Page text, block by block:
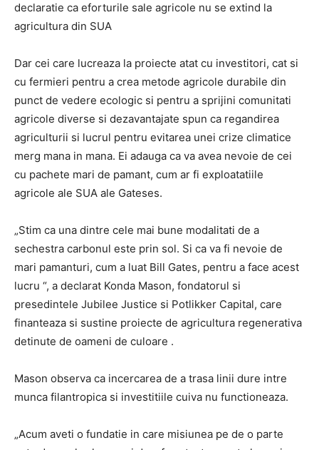
declaratie ca eforturile sale agricole nu se extind la
agricultura din SUA
Dar cei care lucreaza la proiecte atat cu investitori, cat si
cu fermieri pentru a crea metode agricole durabile din
punct de vedere ecologic si pentru a sprijini comunitati
agricole diverse si dezavantajate spun ca regandirea
agriculturii si lucrul pentru evitarea unei crize climatice
merg mana in mana. Ei adauga ca va avea nevoie de cei
cu pachete mari de pamant, cum ar fi exploatatiile
agricole ale SUA ale Gateses.
„Stim ca una dintre cele mai bune modalitati de a
sechestra carbonul este prin sol. Si ca va fi nevoie de
mari pamanturi, cum a luat Bill Gates, pentru a face acest
lucru “, a declarat Konda Mason, fondatorul si
presedintele Jubilee Justice si Potlikker Capital, care
finanteaza si sustine proiecte de agricultura regenerativa
detinute de oameni de culoare .
Mason observa ca incercarea de a trasa linii dure intre
munca filantropica si investitiile cuiva nu functioneaza.
„Acum aveti o fundatie in care misiunea pe de o parte